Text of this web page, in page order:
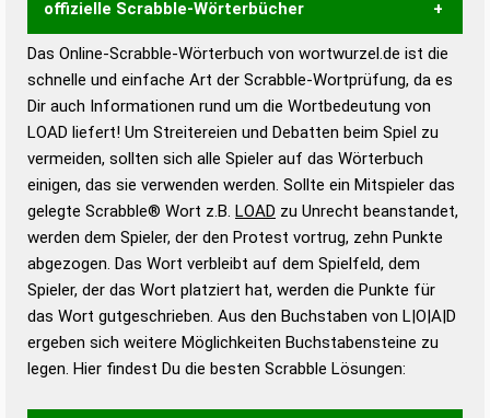
offizielle Scrabble-Wörterbücher
Wortwurzel liefert mit Hilfe eines semantischen
Wortanalyse-Algorithmus gute Anhaltspunkte zu
Wortbedeutung, Worttrennung und Wortform, um die
Gültigkeit eines Wortes für das Scrabble-Spiel zu
bestimmen!
zugelassene Turnier Scrabble-
Wörterbücher sind:
Duden – Standardwerk in 12 Bänden
Duden – Richtiges und gutes
Deutsch
Duden – Die deutsche Grammatik
Duden – Deutsches
Universalwörterbuch
Das Online-Scrabble-Wörterbuch von wortwurzel.de ist die
schnelle und einfache Art der Scrabble-Wortprüfung, da es
Dir auch Informationen rund um die Wortbedeutung von
LOAD liefert! Um Streitereien und Debatten beim Spiel zu
vermeiden, sollten sich alle Spieler auf das Wörterbuch
einigen, das sie verwenden werden. Sollte ein Mitspieler das
gelegte Scrabble® Wort z.B. LOAD zu Unrecht beanstandet,
werden dem Spieler, der den Protest vortrug, zehn Punkte
abgezogen. Das Wort verbleibt auf dem Spielfeld, dem
Spieler, der das Wort platziert hat, werden die Punkte für
das Wort gutgeschrieben. Aus den Buchstaben von L|O|A|D
ergeben sich weitere Möglichkeiten Buchstabensteine zu
legen. Hier findest Du die besten Scrabble Lösungen: